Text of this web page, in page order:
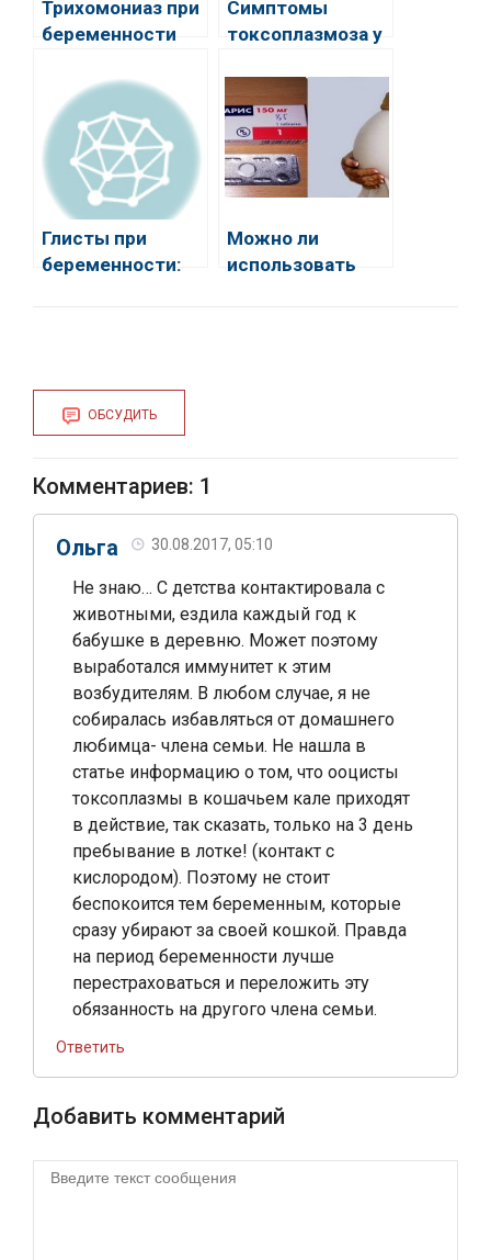
Трихомониаз при
беременности
Симптомы
токсоплазмоза у
Глисты при
беременности:
Можно ли
использовать
ОБСУДИТЬ
Комментариев: 1
Ольга 30.08.2017, 05:10
Не знаю… С детства контактировала с
животными, ездила каждый год к
бабушке в деревню. Может поэтому
выработался иммунитет к этим
возбудителям. В любом случае, я не
собиралась избавляться от домашнего
любимца- члена семьи. Не нашла в
статье информацию о том, что ооцисты
токсоплазмы в кошачьем кале приходят
в действие, так сказать, только на 3 день
пребывание в лотке! (контакт с
кислородом). Поэтому не стоит
беспокоится тем беременным, которые
сразу убирают за своей кошкой. Правда
на период беременности лучше
перестраховаться и переложить эту
обязанность на другого члена семьи.
Ответить
Добавить комментарий